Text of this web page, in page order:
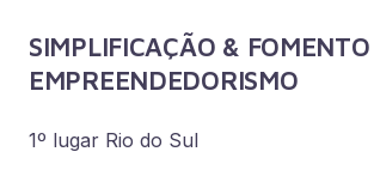
SIMPLIFICAÇÃO &
EMPREENDEDORISMO
1º lugar Rio do Sul